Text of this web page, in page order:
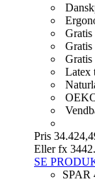
Gratis
Gratis
Latex
Pris
Eller fx
SE
SPAR